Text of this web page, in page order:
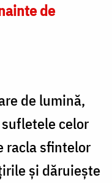
de
de lumină,
celor
racla sfintelor
și dăruiește